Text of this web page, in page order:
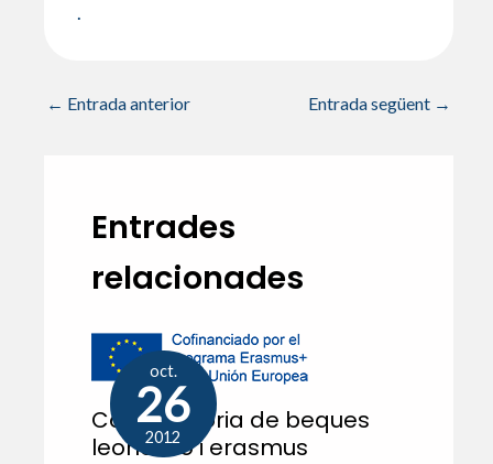
.
← Entrada anterior Entrada següent →
Entrades
relacionades
oct.
26
2012
Convocatòria de beques
leonardo i erasmus